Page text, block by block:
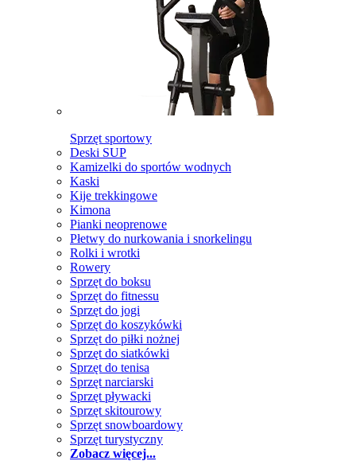
Sprzęt sportowy
Deski SUP
Kamizelki do sportów wodnych
Kaski
Kije trekkingowe
Kimona
Pianki neoprenowe
Płetwy do nurkowania i snorkelingu
Rolki i wrotki
Rowery
Sprzęt do boksu
Sprzęt do fitnessu
Sprzęt do jogi
Sprzęt do koszykówki
Sprzęt do piłki nożnej
Sprzęt do siatkówki
Sprzęt do tenisa
Sprzęt narciarski
Sprzęt pływacki
Sprzęt skitourowy
Sprzęt snowboardowy
Sprzęt turystyczny
Zobacz więcej...